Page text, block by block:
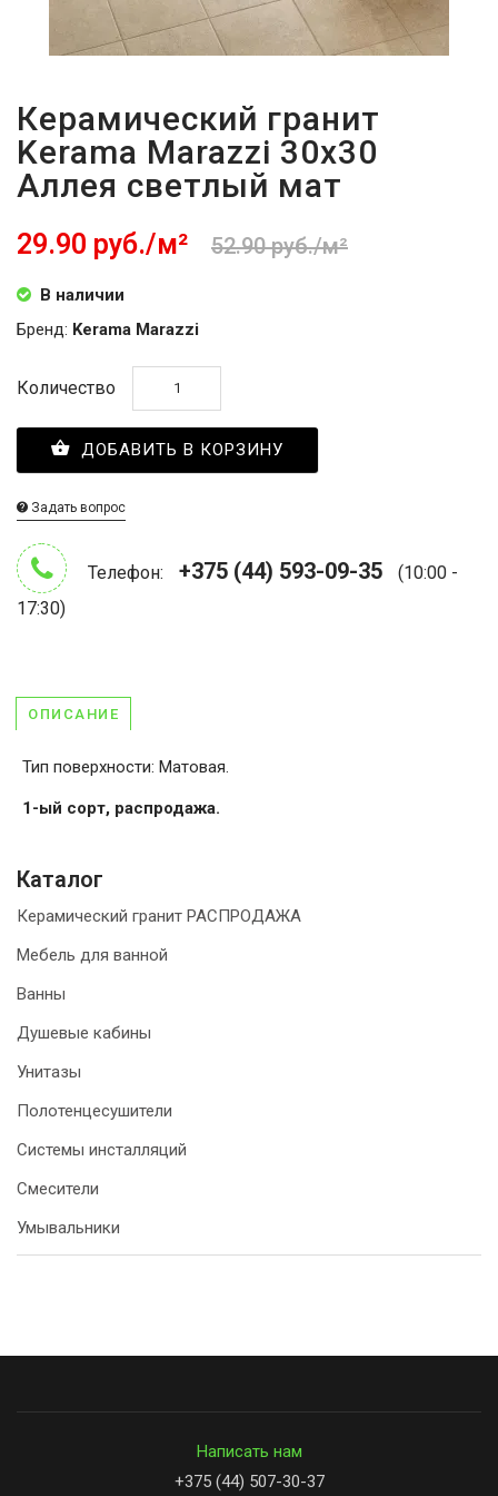
Керамический гранит
Kerama Marazzi 30х30
Аллея светлый мат
29.90 руб./м² 52.90 руб./м²
В наличии
Бренд: Kerama Marazzi
Количество
ДОБАВИТЬ В КОРЗИНУ
Задать вопрос
Телефон: +375 (44) 593-09-35
(10:00 -
17:30)
ОПИСАНИЕ
Тип поверхности: Матовая.
1-ый сорт, распродажа.
Каталог
Керамический гранит РАСПРОДАЖА
Мебель для ванной
Ванны
Душевые кабины
Унитазы
Полотенцесушители
Системы инсталляций
Смесители
Умывальники
Написать нам
+375 (44) 507-30-37